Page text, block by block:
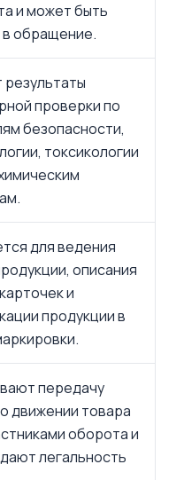
и может быть
обращение.
проверки по
безопасности,
токсикологии
для ведения
описания
и
продукции в
передачу
движении товара
оборота и
легальность